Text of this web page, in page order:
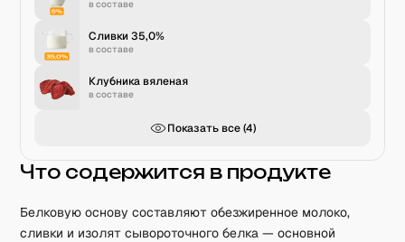
Что содержится в продукте
Белковую основу составляют обезжиренное молоко,
сливки и изолят сывороточного белка — основной
в составе
Сливки 35,0%
в составе
Клубника вяленая
в составе
Показать все (4)